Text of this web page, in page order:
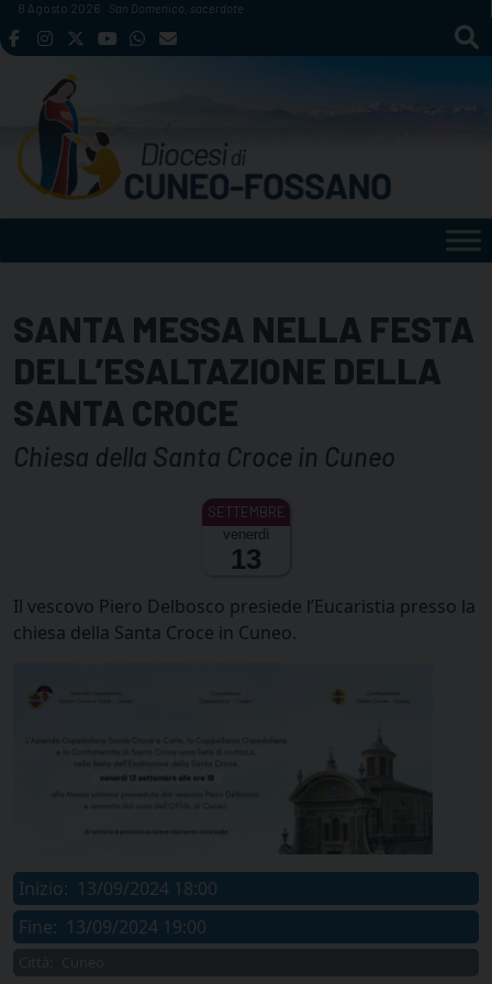
Skip
to
8 Agosto 2026 San Domenico, sacerdote
SANTA MESSA NELLA FESTA
DELL’ESALTAZIONE DELLA
SANTA CROCE
Chiesa della Santa Croce in Cuneo
venerdì
13
Il vescovo Piero Delbosco presiede l’Eucaristia presso la
chiesa della Santa Croce in Cuneo.
Inizio: 13/09/2024 18:00
Fine: 13/09/2024 19:00